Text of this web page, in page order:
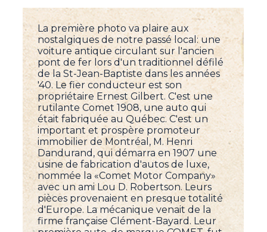
La première photo va plaire aux
nostalgiques de notre passé local: une
voiture antique circulant sur l'ancien
pont de fer lors d'un traditionnel défilé
de la St-Jean-Baptiste dans les années
'40. Le fier conducteur est son
propriétaire Ernest Gilbert. C'est une
rutilante Comet 1908, une auto qui
était fabriquée au Québec. C'est un
important et prospère promoteur
immobilier de Montréal, M. Henri
Dandurand, qui démarra en 1907 une
usine de fabrication d'autos de luxe,
nommée la «Comet Motor Company»
avec un ami Lou D. Robertson. Leurs
pièces provenaient en presque totalité
d'Europe. La mécanique venait de la
firme française Clément-Bayard. Leur